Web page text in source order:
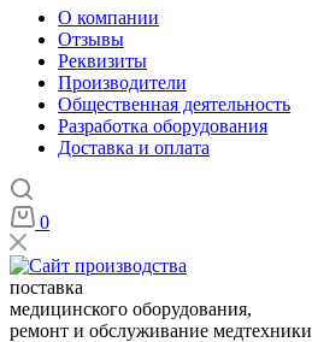
О компании
Отзывы
Реквизиты
Производители
Общественная деятельность
Разработка оборудования
Доставка и оплата
0
поставка
медицинского оборудования,
ремонт и обслуживание медтехники